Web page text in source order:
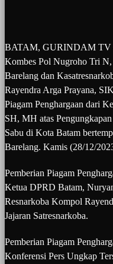
BATAM, GURINDAM TV
Kombes Pol Nugroho Tri
Barelang dan
Rayendra Arga Prayana,
Piagam Penghargaan dari
SH, MH atas
Sabu di Kota Batam
Barelang. Kamis (28/12/
Pemberian Piagam
Ketua DPRD Batam,
Resnarkoba Kompol
Jajaran Satresnarkoba.
Pemberian Piagam
Konferensi Pers Ungkap